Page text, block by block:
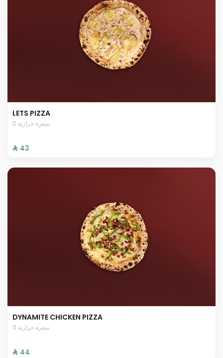
LETS PIZZA
0 سعرة حرارية
⁨⁦‪‬ 43⁩
DYNAMITE CHICKEN PIZZA
0 سعرة حرارية
⁨⁦‪‬ 44⁩